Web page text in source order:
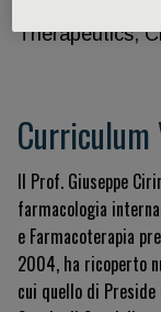
Therapeutics,
Curriculum
Il Prof. Giuseppe
farmacologia
e Farmacoterapia
2004, ha ricoperto
cui quello di